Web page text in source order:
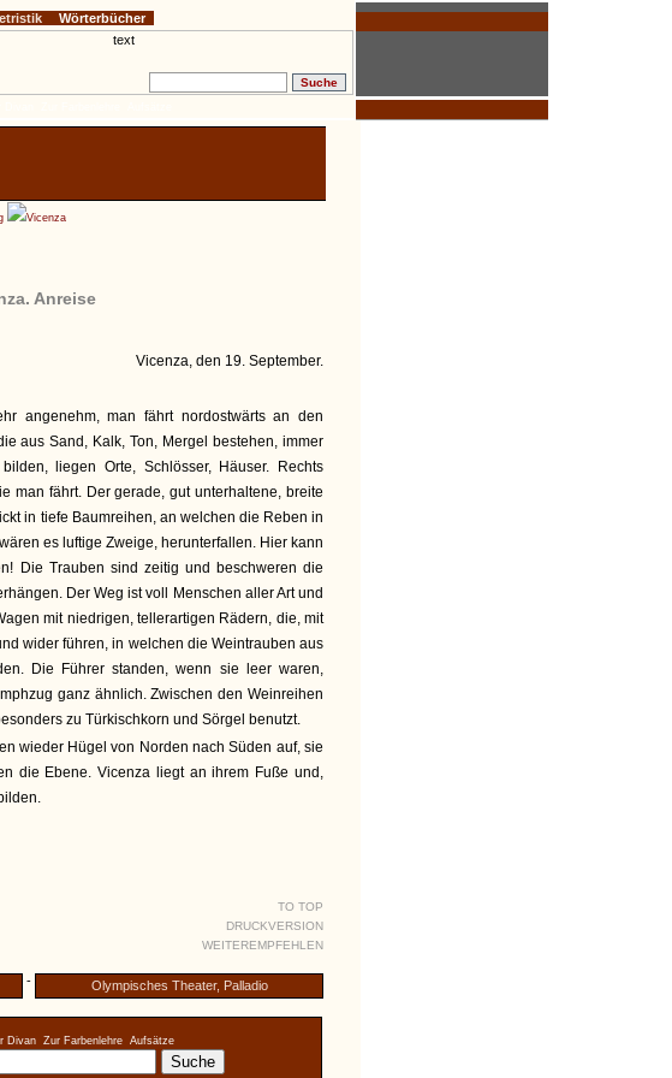
Vicenza
Anreise
Vicenza, den 19. September.
angenehm, man fährt nordostwärts an den
aus Sand, Kalk, Ton, Mergel bestehen, immer
liegen Orte, Schlösser, Häuser. Rechts
man fährt. Der gerade, gut unterhaltene, breite
in tiefe Baumreihen, an welchen die Reben in
es luftige Zweige, herunterfallen. Hier kann
Die Trauben sind zeitig und beschweren die
Der Weg ist voll Menschen aller Art und
mit niedrigen, tellerartigen Rädern, die, mit
wider führen, in welchen die Weintrauben aus
Die Führer standen, wenn sie leer waren,
ganz ähnlich. Zwischen den Weinreihen
zu Türkischkorn und Sörgel benutzt.
wieder Hügel von Norden nach Süden auf, sie
die Ebene. Vicenza liegt an ihrem Fuße und,
TO TOP
DRUCKVERSION
WEITEREMPFEHLEN
- Olympisches Theater, Palladio
Divan Zur Farbenlehre Aufsätze
Wörterbücher